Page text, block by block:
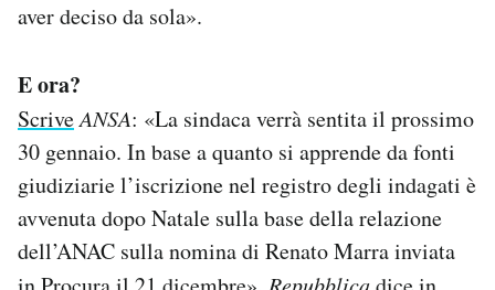
aver deciso da sola».
E ora?
ScriveANSA: «La sindaca verrà sentita il prossimo
30 gennaio. In base a quanto si apprende da fonti
giudiziarie l’iscrizione nel registro degli indagati è
avvenuta dopo Natale sulla base della relazione
dell’ANAC sulla nomina di Renato Marra inviata